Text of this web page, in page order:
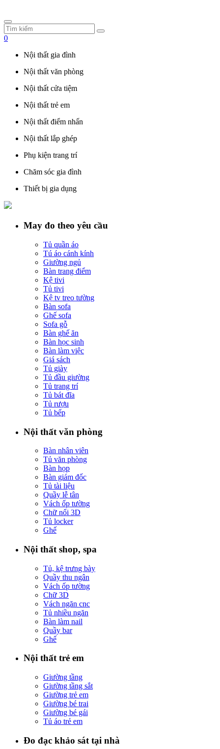
0
Nội thất gia đình
Nội thất văn phòng
Nội thất cửa tiệm
Nội thất trẻ em
Nội thất điểm nhấn
Nội thất lắp ghép
Phụ kiện trang trí
Chăm sóc gia đình
Thiết bị gia dụng
May đo theo yêu cầu
Tủ quần áo
Tú áo cánh kính
Giường ngủ
Bàn trang điểm
Kệ tivi
Tủ tivi
Kệ tv treo tường
Bàn sofa
Ghế sofa
Sofa gỗ
Bàn ghế ăn
Bàn học sinh
Bàn làm việc
Giá sách
Tủ giày
Tủ đầu giường
Tủ trang trí
Tủ bát đĩa
Tủ rượu
Tủ bếp
Nội thất văn phòng
Bàn nhân viên
Tủ văn phòng
Bàn họp
Bàn giám đốc
Tủ tài liệu
Quầy lễ tân
Vách ốp tường
Chữ nổi 3D
Tủ locker
Ghế
Nội thất shop, spa
Tủ, kệ trưng bày
Quầy thu ngân
Vách ốp tường
Chữ 3D
Vách ngăn cnc
Tủ nhiều ngăn
Bàn làm nail
Quầy bar
Ghế
Nội thất trẻ em
Giường tầng
Giường tầng sắt
Giường trẻ em
Giường bé trai
Giường bé gái
Tủ áo trẻ em
Đo đạc khảo sát tại nhà